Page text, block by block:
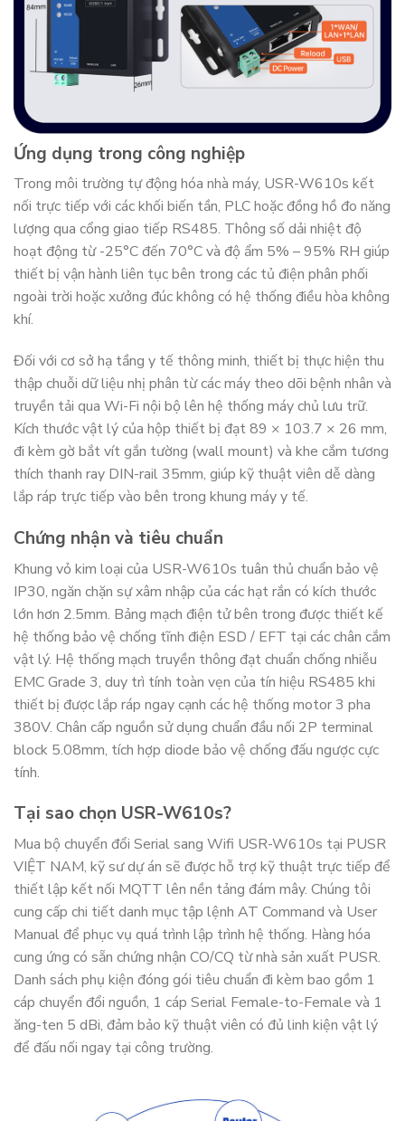
Ứng dụng trong công nghiệp
Trong môi trường tự động hóa nhà máy, USR-W610s kết
nối trực tiếp với các khối biến tần, PLC hoặc đồng hồ đo năng
lượng qua cổng giao tiếp RS485. Thông số dải nhiệt độ
hoạt động từ -25°C đến 70°C và độ ẩm 5% – 95% RH giúp
thiết bị vận hành liên tục bên trong các tủ điện phân phối
ngoài trời hoặc xưởng đúc không có hệ thống điều hòa không
khí.
Đối với cơ sở hạ tầng y tế thông minh, thiết bị thực hiện thu
thập chuỗi dữ liệu nhị phân từ các máy theo dõi bệnh nhân và
truyền tải qua Wi-Fi nội bộ lên hệ thống máy chủ lưu trữ.
Kích thước vật lý của hộp thiết bị đạt 89 × 103.7 × 26 mm,
đi kèm gờ bắt vít gắn tường (wall mount) và khe cắm tương
thích thanh ray DIN-rail 35mm, giúp kỹ thuật viên dễ dàng
lắp ráp trực tiếp vào bên trong khung máy y tế.
Chứng nhận và tiêu chuẩn
Khung vỏ kim loại của USR-W610s tuân thủ chuẩn bảo vệ
IP30, ngăn chặn sự xâm nhập của các hạt rắn có kích thước
lớn hơn 2.5mm. Bảng mạch điện tử bên trong được thiết kế
hệ thống bảo vệ chống tĩnh điện ESD / EFT tại các chân cắm
vật lý. Hệ thống mạch truyền thông đạt chuẩn chống nhiễu
EMC Grade 3, duy trì tính toàn vẹn của tín hiệu RS485 khi
thiết bị được lắp ráp ngay cạnh các hệ thống motor 3 pha
380V. Chân cấp nguồn sử dụng chuẩn đầu nối 2P terminal
block 5.08mm, tích hợp diode bảo vệ chống đấu ngược cực
tính.
Tại sao chọn USR-W610s?
Mua bộ chuyển đổi Serial sang Wifi USR-W610s tại PUSR
VIỆT NAM, kỹ sư dự án sẽ được hỗ trợ kỹ thuật trực tiếp để
thiết lập kết nối MQTT lên nền tảng đám mây. Chúng tôi
cung cấp chi tiết danh mục tập lệnh AT Command và User
Manual để phục vụ quá trình lập trình hệ thống. Hàng hóa
cung ứng có sẵn chứng nhận CO/CQ từ nhà sản xuất PUSR.
Danh sách phụ kiện đóng gói tiêu chuẩn đi kèm bao gồm 1
cáp chuyển đổi nguồn, 1 cáp Serial Female-to-Female và 1
ăng-ten 5 dBi, đảm bảo kỹ thuật viên có đủ linh kiện vật lý
để đấu nối ngay tại công trường.